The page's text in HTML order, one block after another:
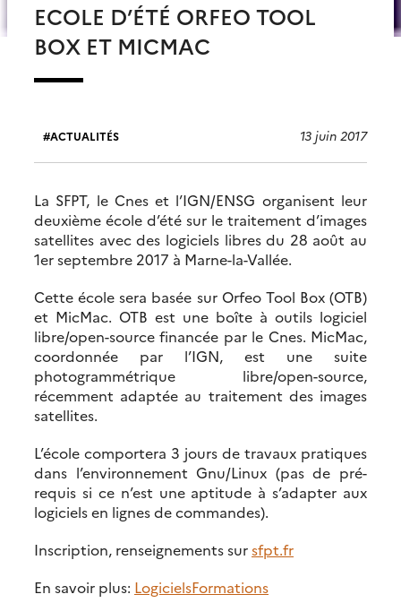
ECOLE D’ÉTÉ ORFEO TOOL
BOX ET MICMAC
ACTUALITÉS 13 juin 2017
La SFPT, le Cnes et l’IGN/ENSG organisent leur
deuxième école d’été sur le traitement d’images
satellites avec des logiciels libres du 28 août au
1er septembre 2017 à Marne-la-Vallée.
Cette école sera basée sur Orfeo Tool Box (OTB)
et MicMac. OTB est une boîte à outils logiciel
libre/open-source financée par le Cnes. MicMac,
coordonnée par l’IGN, est une suite
photogrammétrique libre/open-source,
récemment adaptée au traitement des images
satellites.
L’école comportera 3 jours de travaux pratiques
dans l’environnement Gnu/Linux (pas de pré-
requis si ce n’est une aptitude à s’adapter aux
logiciels en lignes de commandes).
Inscription, renseignements sursfpt.fr
En savoir plus: LogicielsFormations